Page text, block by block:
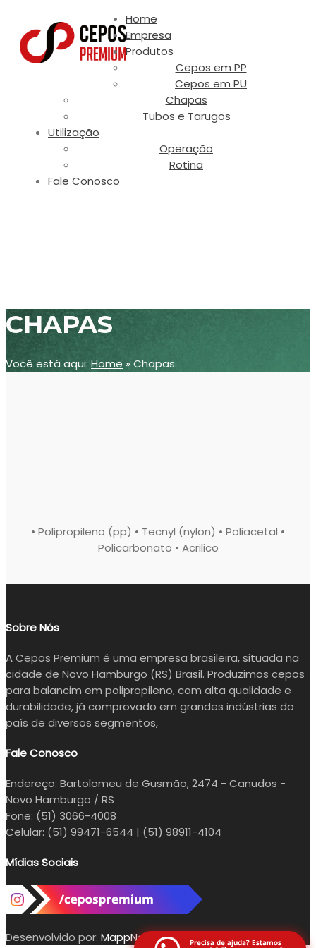
Home
Empresa
Produtos
Cepos em PP
Cepos em PU
Chapas
Tubos e Tarugos
Utilização
Operação
Rotina
Fale Conosco
CHAPAS
Você está aqui: Home » Chapas
• Polipropileno (pp) • Tecnyl (nylon) • Poliacetal •
Policarbonato • Acrilico
Sobre Nós
A Cepos Premium é uma empresa brasileira, situada na
cidade de Novo Hamburgo (RS) Brasil. Produzimos cepos
para balancim em polipropileno, com alta qualidade e
durabilidade, já comprovado em grandes indústrias do
país de diversos segmentos,
Fale Conosco
Endereço: Bartolomeu de Gusmão, 2474 - Canudos -
Novo Hamburgo / RS
Fone: (51) 3066-4008
Celular: (51) 99471-6544 | (51) 98911-4104
Mídias Sociais
Desenvolvido por: MappNet Tecnologia da Informação